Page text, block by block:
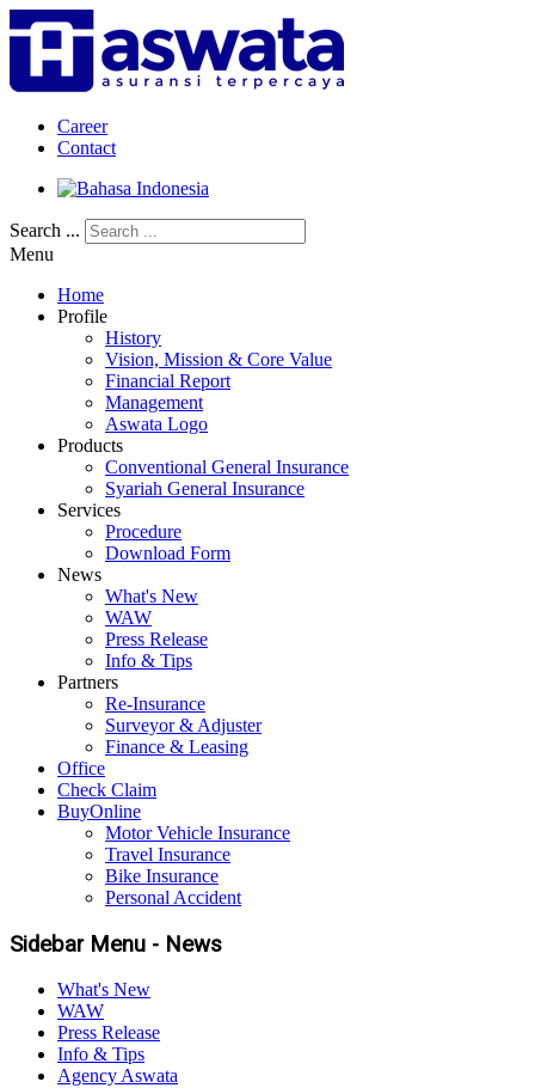
Career
Contact
Search ...
Menu
Home
Profile
History
Vision, Mission & Core Value
Financial Report
Management
Aswata Logo
Products
Conventional General Insurance
Syariah General Insurance
Services
Procedure
Download Form
News
What's New
WAW
Press Release
Info & Tips
Partners
Re-Insurance
Surveyor & Adjuster
Finance & Leasing
Office
Check Claim
BuyOnline
Motor Vehicle Insurance
Travel Insurance
Bike Insurance
Personal Accident
Sidebar Menu - News
What's New
WAW
Press Release
Info & Tips
Agency Aswata